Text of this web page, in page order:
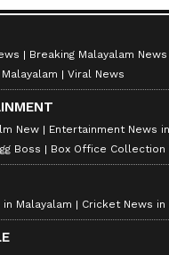
Breaking Malayalam News
Viral News
New Entertainment News
Boss
Box Office Collection
Malayalam Cricket News in